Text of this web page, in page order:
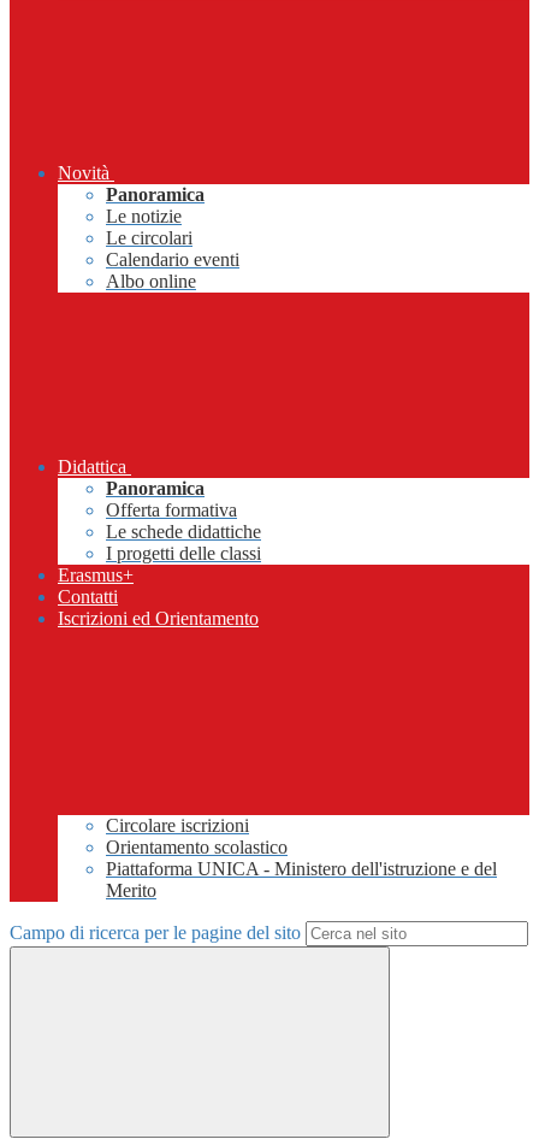
Novità
Panoramica
Le notizie
Le circolari
Calendario eventi
Albo online
Didattica
Panoramica
Offerta formativa
Le schede didattiche
I progetti delle classi
Erasmus+
Contatti
Iscrizioni ed Orientamento
Circolare iscrizioni
Orientamento scolastico
Piattaforma UNICA - Ministero dell'istruzione e del
Merito
Campo di ricerca per le pagine del sito